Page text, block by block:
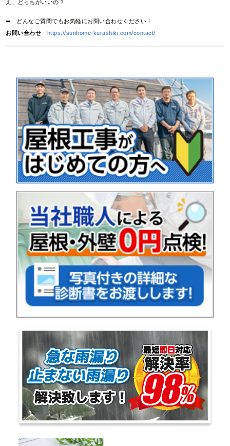
え、どっちがいいの？
➡ どんなご質問でもお気軽にお問い合わせください！
お問い合わせ
https://sunhome-kurashiki.com/contact/